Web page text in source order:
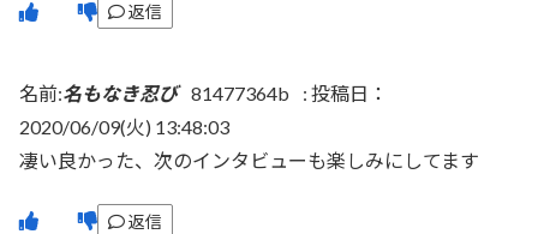
返信
名前:名もなき忍び 81477364b : 投稿日：
2020/06/09(火) 13:48:03
凄い良かった、次のインタビューも楽しみにしてます
返信